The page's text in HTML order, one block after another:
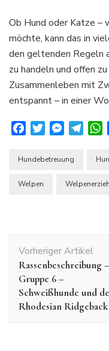
Ob Hund oder Katze –
möchte, kann das in
den geltenden Regeln
zu handeln und offen
Zusammenleben mit
entspannt – in einer
FacebookTwitter
Hundebetreuung
Welpen
Vorheriger Artikel
Rassenbeschreibung –
Gruppe 6 –
Schweißhunde und
Rhodesian Ridgeback